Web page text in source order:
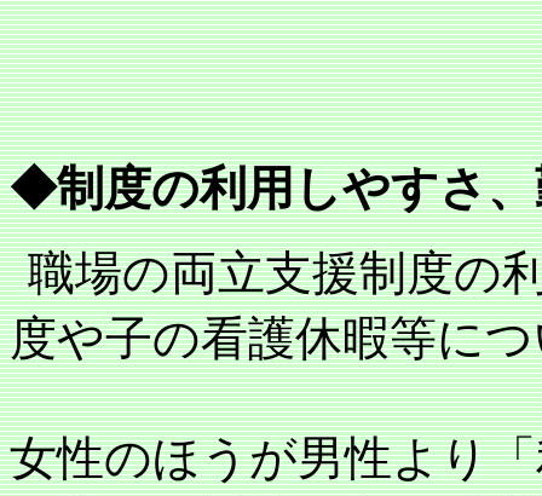
◆制度の利用しやすさ
職場の両立支援制度の
度や子の看護休暇等に
女性のほうが男性より